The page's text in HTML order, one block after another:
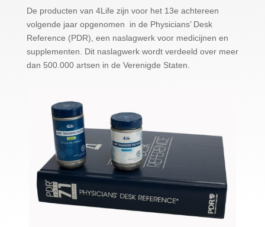
De producten van 4Life zijn voor het 13e achtereen
volgende jaar opgenomen in de Physicians’ Desk
Reference (PDR), een naslagwerk voor medicijnen en
supplementen. Dit naslagwerk wordt verdeeld over meer
dan 500.000 artsen in de Verenigde Staten.